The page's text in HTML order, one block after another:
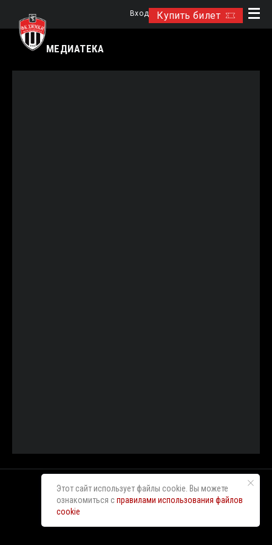
Купить билет
Вход
МЕДИАТЕКА
Этот сайт использует файлы cookie. Вы можете
ознакомиться справилами использования файлов
cookie